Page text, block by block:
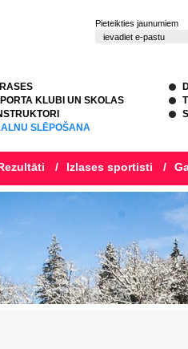
Pieteikties jaunumiem
KLUBI UN SKOLAS
SLĒPOŠANA
/ Izlases sportisti /